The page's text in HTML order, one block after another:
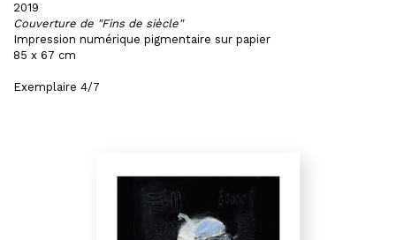
2019
Couverture de "Fins de siècle"
Impression numérique pigmentaire sur papier
85 x 67 cm
Exemplaire 4/7